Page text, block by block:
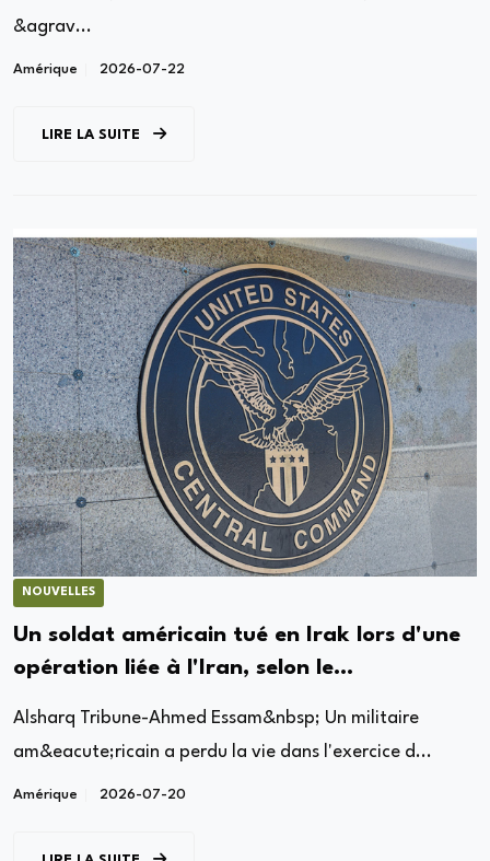
&agrav...
Amérique 2026-07-22
LIRE LA SUITE
NOUVELLES
Un soldat américain tué en Irak lors d'une
opération liée à l'Iran, selon le
Alsharq Tribune-Ahmed Essam&nbsp; Un militaire
am&eacute;ricain a perdu la vie dans l'exercice d...
Amérique 2026-07-20